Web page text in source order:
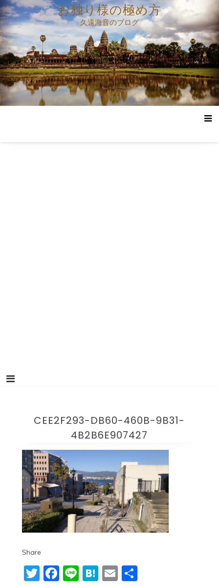
コ
ン
テ
ン
ツ
へ
ス
キ
ッ
お独り様の極め方
久遠海音のブログ
CEE2F293-DB60-460B-9B31-
4B2B6E907427
Share
Twitter
Facebook
LineHatena
Email
共